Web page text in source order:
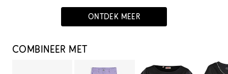
ONTDEK MEER
COMBINEER MET